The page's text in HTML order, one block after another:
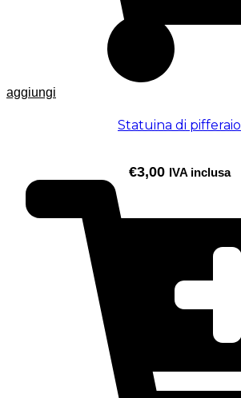
aggiungi
Statuina di pifferaio
€3,00 IVA inclusa